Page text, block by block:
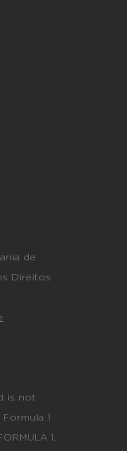
de
Direitos
is not
1
1,